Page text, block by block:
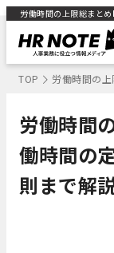
TOP 労働時間の
労働時間
働時間の
則まで解